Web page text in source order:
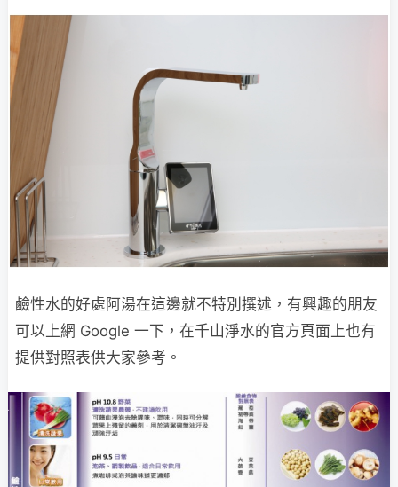
鹼性水的好處阿湯在這邊就不特別撰述，有興趣的朋友
可以上網 Google 一下，在千山淨水的官方頁面上也有
提供對照表供大家參考。